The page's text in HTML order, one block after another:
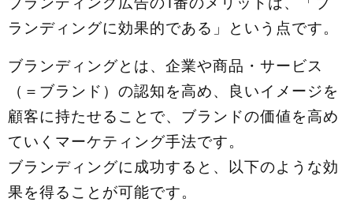
ランディングに効果的である」という点です。
ブランディングとは、企業や商品・サービス
（＝ブランド）の認知を高め、良いイメージを
顧客に持たせることで、ブランドの価値を高め
ていくマーケティング手法です。
ブランディングに成功すると、以下のような効
果を得ることが可能です。